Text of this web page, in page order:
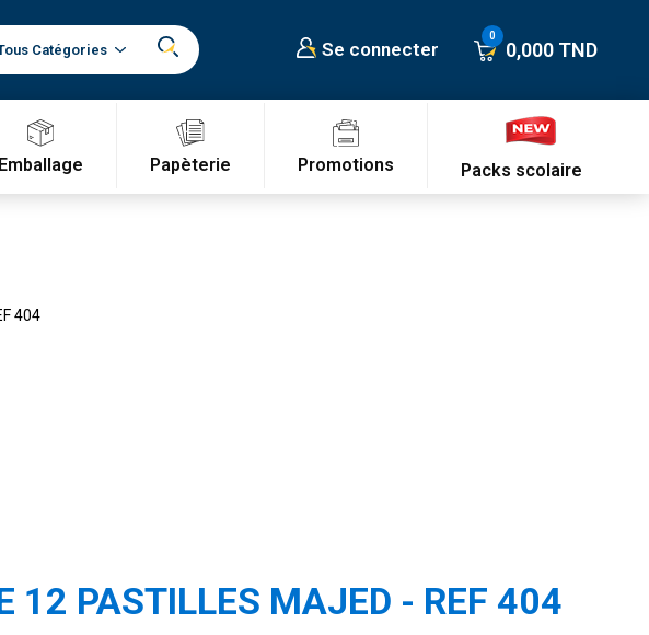
Se connecter 0,000 TND
Emballage Papèterie Promotions Packs scolaire
404
12 PASTILLES MAJED - REF 404